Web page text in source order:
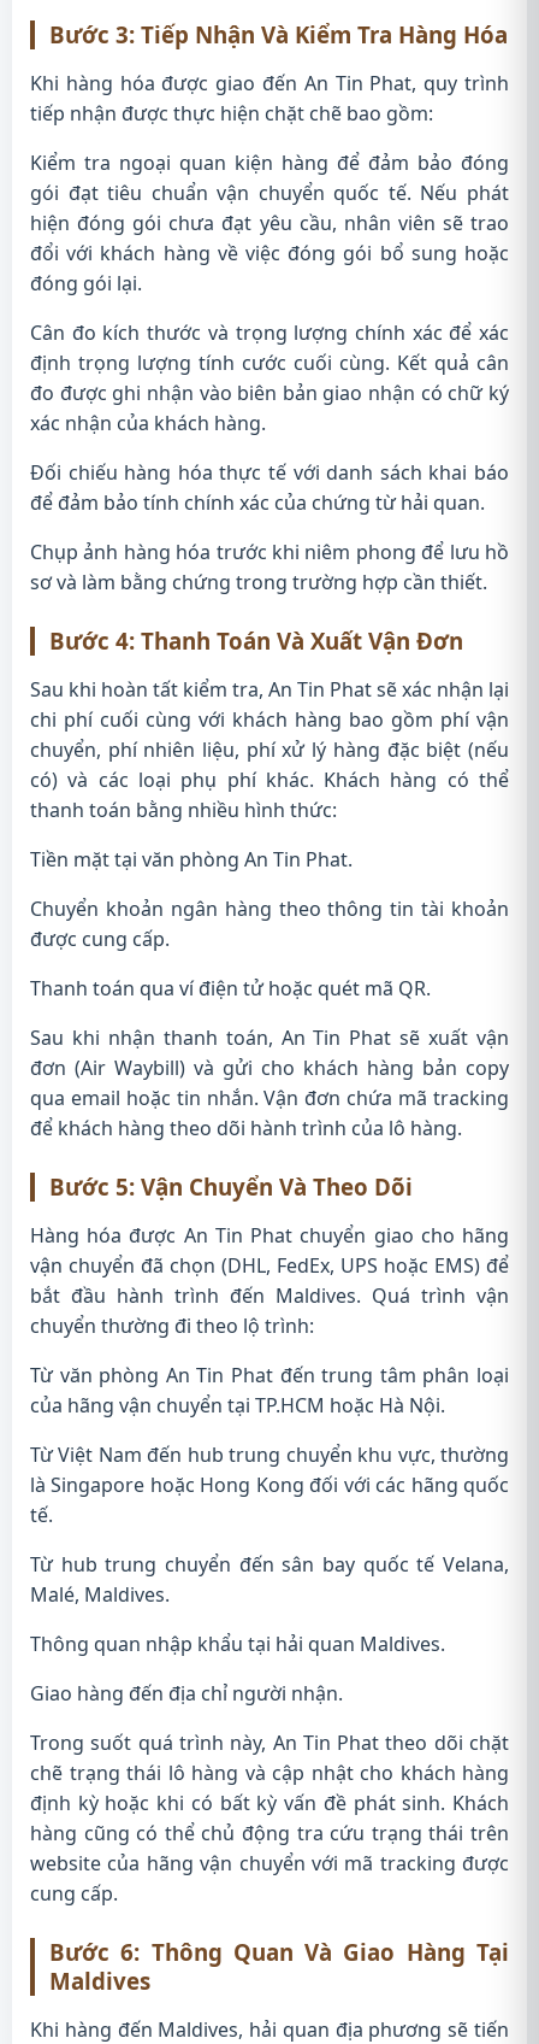
Bước 3: Tiếp Nhận Và Kiểm Tra Hàng Hóa
Khi hàng hóa được giao đến An Tin Phat, quy trình
tiếp nhận được thực hiện chặt chẽ bao gồm:
Kiểm tra ngoại quan kiện hàng để đảm bảo đóng
gói đạt tiêu chuẩn vận chuyển quốc tế. Nếu phát
hiện đóng gói chưa đạt yêu cầu, nhân viên sẽ trao
đổi với khách hàng về việc đóng gói bổ sung hoặc
đóng gói lại.
Cân đo kích thước và trọng lượng chính xác để xác
định trọng lượng tính cước cuối cùng. Kết quả cân
đo được ghi nhận vào biên bản giao nhận có chữ ký
xác nhận của khách hàng.
Đối chiếu hàng hóa thực tế với danh sách khai báo
để đảm bảo tính chính xác của chứng từ hải quan.
Chụp ảnh hàng hóa trước khi niêm phong để lưu hồ
sơ và làm bằng chứng trong trường hợp cần thiết.
Bước 4: Thanh Toán Và Xuất Vận Đơn
Sau khi hoàn tất kiểm tra, An Tin Phat sẽ xác nhận lại
chi phí cuối cùng với khách hàng bao gồm phí vận
chuyển, phí nhiên liệu, phí xử lý hàng đặc biệt (nếu
có) và các loại phụ phí khác. Khách hàng có thể
thanh toán bằng nhiều hình thức:
Tiền mặt tại văn phòng An Tin Phat.
Chuyển khoản ngân hàng theo thông tin tài khoản
được cung cấp.
Thanh toán qua ví điện tử hoặc quét mã QR.
Sau khi nhận thanh toán, An Tin Phat sẽ xuất vận
đơn (Air Waybill) và gửi cho khách hàng bản copy
qua email hoặc tin nhắn. Vận đơn chứa mã tracking
để khách hàng theo dõi hành trình của lô hàng.
Bước 5: Vận Chuyển Và Theo Dõi
Hàng hóa được An Tin Phat chuyển giao cho hãng
vận chuyển đã chọn (DHL, FedEx, UPS hoặc EMS) để
bắt đầu hành trình đến Maldives. Quá trình vận
chuyển thường đi theo lộ trình:
Từ văn phòng An Tin Phat đến trung tâm phân loại
của hãng vận chuyển tại TP.HCM hoặc Hà Nội.
Từ Việt Nam đến hub trung chuyển khu vực, thường
là Singapore hoặc Hong Kong đối với các hãng quốc
tế.
Từ hub trung chuyển đến sân bay quốc tế Velana,
Malé, Maldives.
Thông quan nhập khẩu tại hải quan Maldives.
Giao hàng đến địa chỉ người nhận.
Trong suốt quá trình này, An Tin Phat theo dõi chặt
chẽ trạng thái lô hàng và cập nhật cho khách hàng
định kỳ hoặc khi có bất kỳ vấn đề phát sinh. Khách
hàng cũng có thể chủ động tra cứu trạng thái trên
website của hãng vận chuyển với mã tracking được
cung cấp.
Bước 6: Thông Quan Và Giao Hàng Tại
Maldives
Khi hàng đến Maldives, hải quan địa phương sẽ tiến